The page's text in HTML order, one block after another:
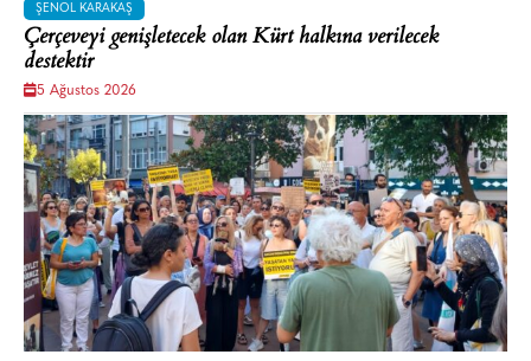
ŞENOL KARAKAŞ
Çerçeveyi genişletecek olan Kürt halkına verilecek
destektir
5 Ağustos 2026